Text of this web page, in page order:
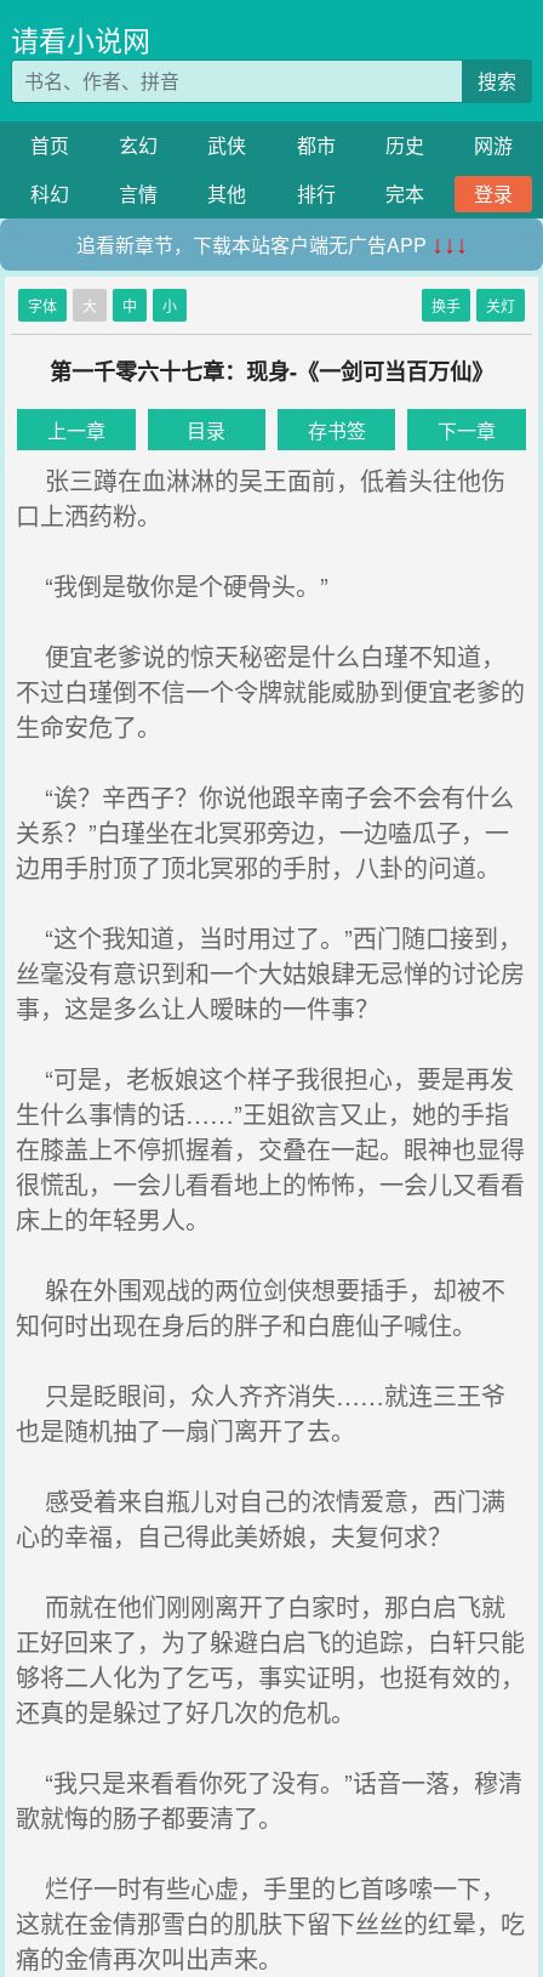
请看小说网
搜索
首页 玄幻 武侠 都市 历史
网游
科幻
言情 其他 排行 完本
登录
追看新章节，下载本站客户端无广告APP ↓↓↓
字体 大 中 小 换手 关灯
第一千零六十七章：现身-《一剑可当百万仙》
上一章 目录 存书签 下一章
张三蹲在血淋淋的吴王面前，低着头往他伤
口上洒药粉。
“我倒是敬你是个硬骨头。”
便宜老爹说的惊天秘密是什么白瑾不知道，
不过白瑾倒不信一个令牌就能威胁到便宜老爹的
生命安危了。
“诶？辛西子？你说他跟辛南子会不会有什么
关系？”白瑾坐在北冥邪旁边，一边嗑瓜子，一
边用手肘顶了顶北冥邪的手肘，八卦的问道。
“这个我知道，当时用过了。”西门随口接到，
丝毫没有意识到和一个大姑娘肆无忌惮的讨论房
事，这是多么让人暧昧的一件事？
“可是，老板娘这个样子我很担心，要是再发
生什么事情的话……”王姐欲言又止，她的手指
在膝盖上不停抓握着，交叠在一起。眼神也显得
很慌乱，一会儿看看地上的怖怖，一会儿又看看
床上的年轻男人。
躲在外围观战的两位剑侠想要插手，却被不
知何时出现在身后的胖子和白鹿仙子喊住。
只是眨眼间，众人齐齐消失……就连三王爷
也是随机抽了一扇门离开了去。
感受着来自瓶儿对自己的浓情爱意，西门满
心的幸福，自己得此美娇娘，夫复何求？
而就在他们刚刚离开了白家时，那白启飞就
正好回来了，为了躲避白启飞的追踪，白轩只能
够将二人化为了乞丐，事实证明，也挺有效的，
还真的是躲过了好几次的危机。
“我只是来看看你死了没有。”话音一落，穆清
歌就悔的肠子都要清了。
烂仔一时有些心虚，手里的匕首哆嗦一下，
这就在金倩那雪白的肌肤下留下丝丝的红晕，吃
痛的金倩再次叫出声来。